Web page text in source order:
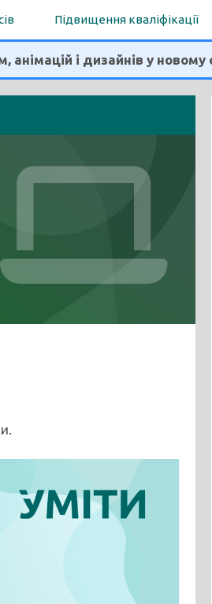
Підвищення кваліфікації
анімацій і дизайнів у новому